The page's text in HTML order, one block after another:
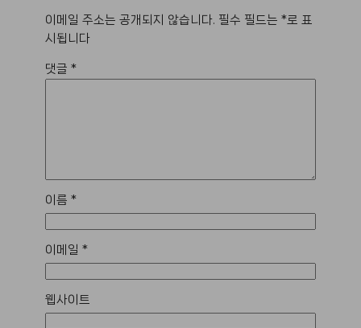
이메일 주소는 공개되지 않습니다. 필수 필드는 *로 표
시됩니다
댓글 *
이름 *
이메일 *
웹사이트